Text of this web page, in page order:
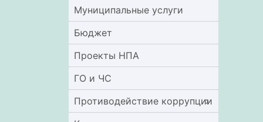
Муниципальные услуги
Бюджет
Проекты НПА
ГО и ЧС
Противодействие коррупции